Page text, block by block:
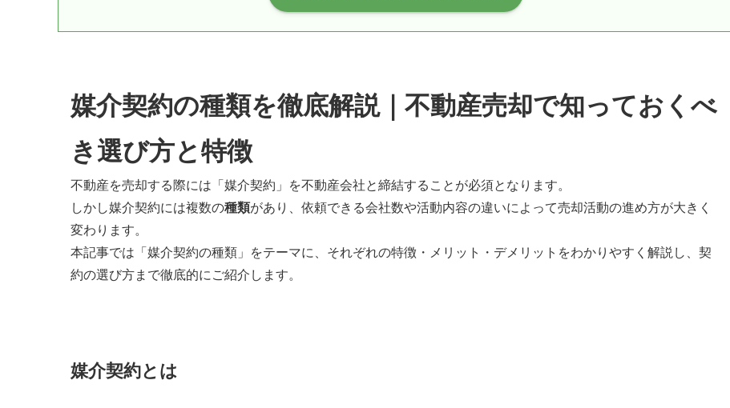
媒介契約の種類を徹底解説｜不動産売却で知っておくべ
き選び方と特徴
不動産を売却する際には「媒介契約」を不動産会社と締結することが必須となります。
しかし媒介契約には複数の種類があり、依頼できる会社数や活動内容の違いによって売却活動の進め方が大きく
変わります。
本記事では「媒介契約の種類」をテーマに、それぞれの特徴・メリット・デメリットをわかりやすく解説し、契
約の選び方まで徹底的にご紹介します。
媒介契約とは